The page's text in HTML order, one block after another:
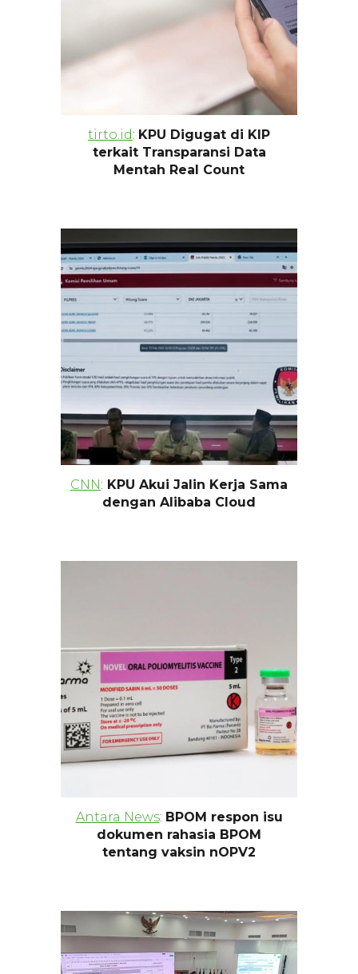
tirto.id: KPU Digugat di KIP
terkait Transparansi Data
Mentah Real Count
CNN: KPU Akui Jalin Kerja Sama
dengan Alibaba Cloud
Antara News: BPOM respon isu
dokumen rahasia BPOM
tentang vaksin nOPV2